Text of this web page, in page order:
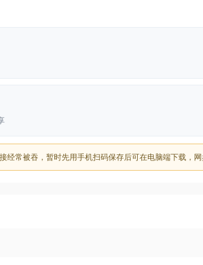
经常被吞，暂时先用手机扫码保存后可在电脑端下载，网